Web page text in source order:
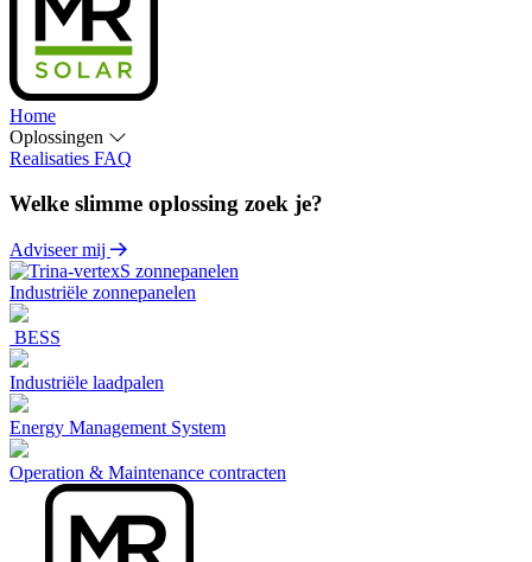
Home
Oplossingen
Realisaties FAQ
Welke slimme oplossing zoek je?
Adviseer mij
Industriële zonnepanelen
BESS
Industriële laadpalen
Energy Management System
Operation & Maintenance contracten